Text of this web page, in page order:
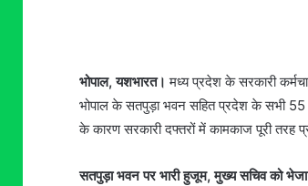
भोपाल, यशभारत। मध्य प्रदेश के सरकारी
भोपाल के सतपुड़ा भवन सहित प्रदेश के सभी 55
के कारण सरकारी दफ्तरों में कामकाज पूरी तरह
सतपुड़ा भवन पर भारी हुजूम, मुख्य सचिव को भेजा